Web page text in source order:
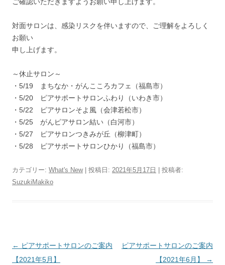
ご確認いただきますようお願い申し上げます。
対面サロンは、感染リスクを伴いますので、ご理解をよろしく
お願い
申し上げます。
～休止サロン～
・5/19 まちなか・がんこころカフェ（福島市）
・5/20 ピアサポートサロンふわり（いわき市）
・5/22 ピアサロンそよ風（会津若松市）
・5/25 がんピアサロン結い（白河市）
・5/27 ピアサロンつきみが丘（柳津町）
・5/28 ピアサポートサロンひかり（福島市）
カテゴリー: What's New| 投稿日: 2021年5月17日
投稿者:
SuzukiMakiko
投
稿
← ピアサポートサロンのご案内
【2021年5月】
ピアサポートサロンのご案内
【2021年6月】
→